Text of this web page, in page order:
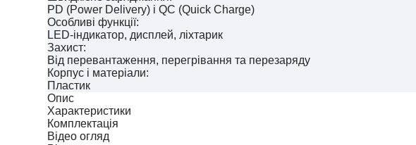
PD (Power Delivery) і QC (Quick Charge)
Особливі функції:
LED-індикатор, дисплей, ліхтарик
Захист:
Від перевантаження, перегрівання та перезаряду
Корпус і матеріали:
Пластик
Опис
Характеристики
Комплектація
Відео огляд